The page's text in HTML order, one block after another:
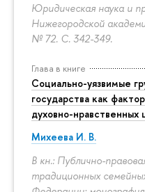
Юридическая наука и
Нижегородской
№ 72. С. 342-349.
Глава в книге
Социально-уязвимые
государства как
духовно-нравственных
Михеева И. В.
В кн.: Публично-
традиционных